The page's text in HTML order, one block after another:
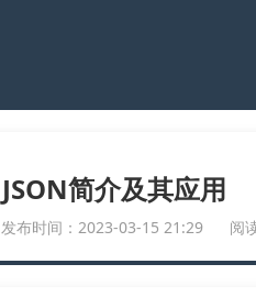
JSON简介及其应用
发布时间：2023-03-15 21:29 阅